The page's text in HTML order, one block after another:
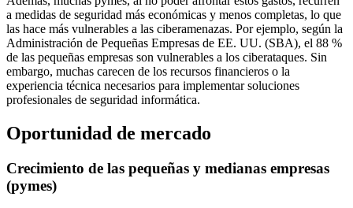
a medidas de seguridad más económicas y menos completas, lo que
las hace más vulnerables a las ciberamenazas. Por ejemplo, según la
Administración de Pequeñas Empresas de EE. UU. (SBA), el 88 %
de las pequeñas empresas son vulnerables a los ciberataques. Sin
embargo, muchas carecen de los recursos financieros o la
experiencia técnica necesarios para implementar soluciones
profesionales de seguridad informática.
Oportunidad de mercado
Crecimiento de las pequeñas y medianas empresas
(pymes)